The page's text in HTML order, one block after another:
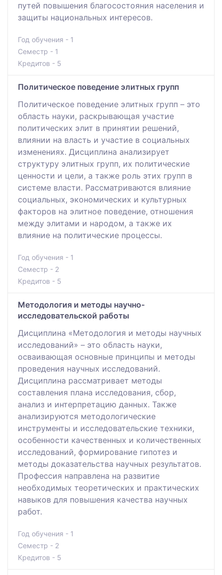
путей повышения благосостояния населения и
защиты национальных интересов.
Год обучения - 1
Семестр - 1
Кредитов - 5
Политическое поведение элитных групп
Политическое поведение элитных групп – это
область науки, раскрывающая участие
политических элит в принятии решений,
влиянии на власть и участие в социальных
изменениях. Дисциплина анализирует
структуру элитных групп, их политические
ценности и цели, а также роль этих групп в
системе власти. Рассматриваются влияние
социальных, экономических и культурных
факторов на элитное поведение, отношения
между элитами и народом, а также их
влияние на политические процессы.
Год обучения - 1
Семестр - 2
Кредитов - 5
Методология и методы научно-
исследовательской работы
Дисциплина «Методология и методы научных
исследований» – это область науки,
осваивающая основные принципы и методы
проведения научных исследований.
Дисциплина рассматривает методы
составления плана исследования, сбор,
анализ и интерпретацию данных. Также
анализируются методологические
инструменты и исследовательские техники,
особенности качественных и количественных
исследований, формирование гипотез и
методы доказательства научных результатов.
Профессия направлена на развитие
необходимых теоретических и практических
навыков для повышения качества научных
работ.
Год обучения - 1
Семестр - 2
Кредитов - 5